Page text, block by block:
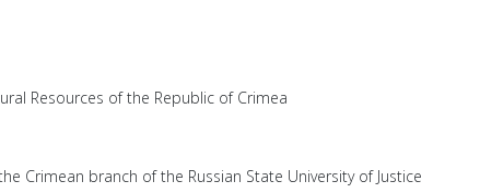
Resources of the Republic of Crimea
branch of the Russіаn Stаtе Unіvеrsіtу of Justice